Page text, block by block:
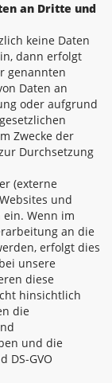
an Dritte und
keine Daten
dann erfolgt
genannten
Daten an
oder aufgrund
Zwecke der
Durchsetzung
(externe
und
Wenn im
an die
erfolgt dies
unsere
diese
hinsichtlich
die
und die
DS-GVO